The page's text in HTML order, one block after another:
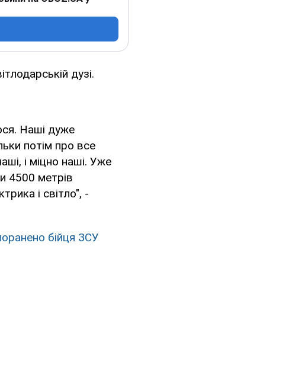
дузі.
Наші дуже
потім про все
і міцно наші. Уже
4500 метрів
і світло", -
бійця ЗСУ